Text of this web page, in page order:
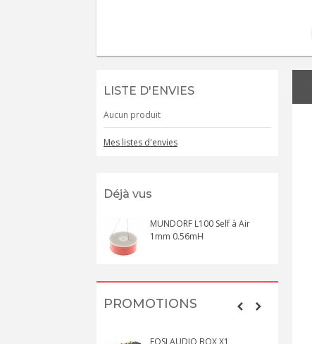
LISTE D'ENVIES
Aucun produit
Mes listes d'envies
Déjà vus
MUNDORF L100 Self à Air
1mm 0.56mH
PROMOTIONS
FOSI AUDIO BOX X1